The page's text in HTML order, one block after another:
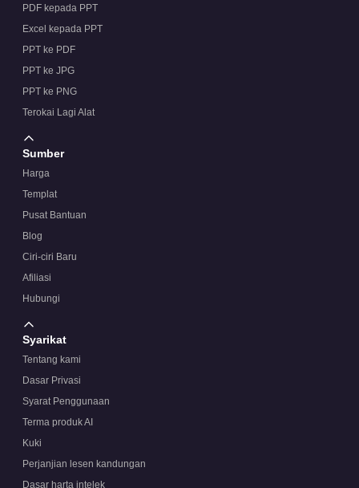
PDF kepada PPT
Excel kepada PPT
PPT ke PDF
PPT ke JPG
PPT ke PNG
Terokai Lagi Alat
Sumber
Harga
Templat
Pusat Bantuan
Blog
Ciri-ciri Baru
Afiliasi
Hubungi
Syarikat
Tentang kami
Dasar Privasi
Syarat Penggunaan
Terma produk AI
Kuki
Perjanjian lesen kandungan
Dasar harta intelek